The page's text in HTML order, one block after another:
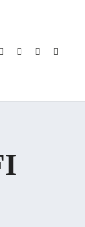
WHATSAPP
PHONEEMAIL